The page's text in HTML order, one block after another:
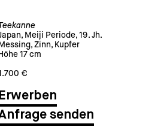
Meiji Periode, 19. Jh.
Zinn, Kupfer
17 cm
€
senden